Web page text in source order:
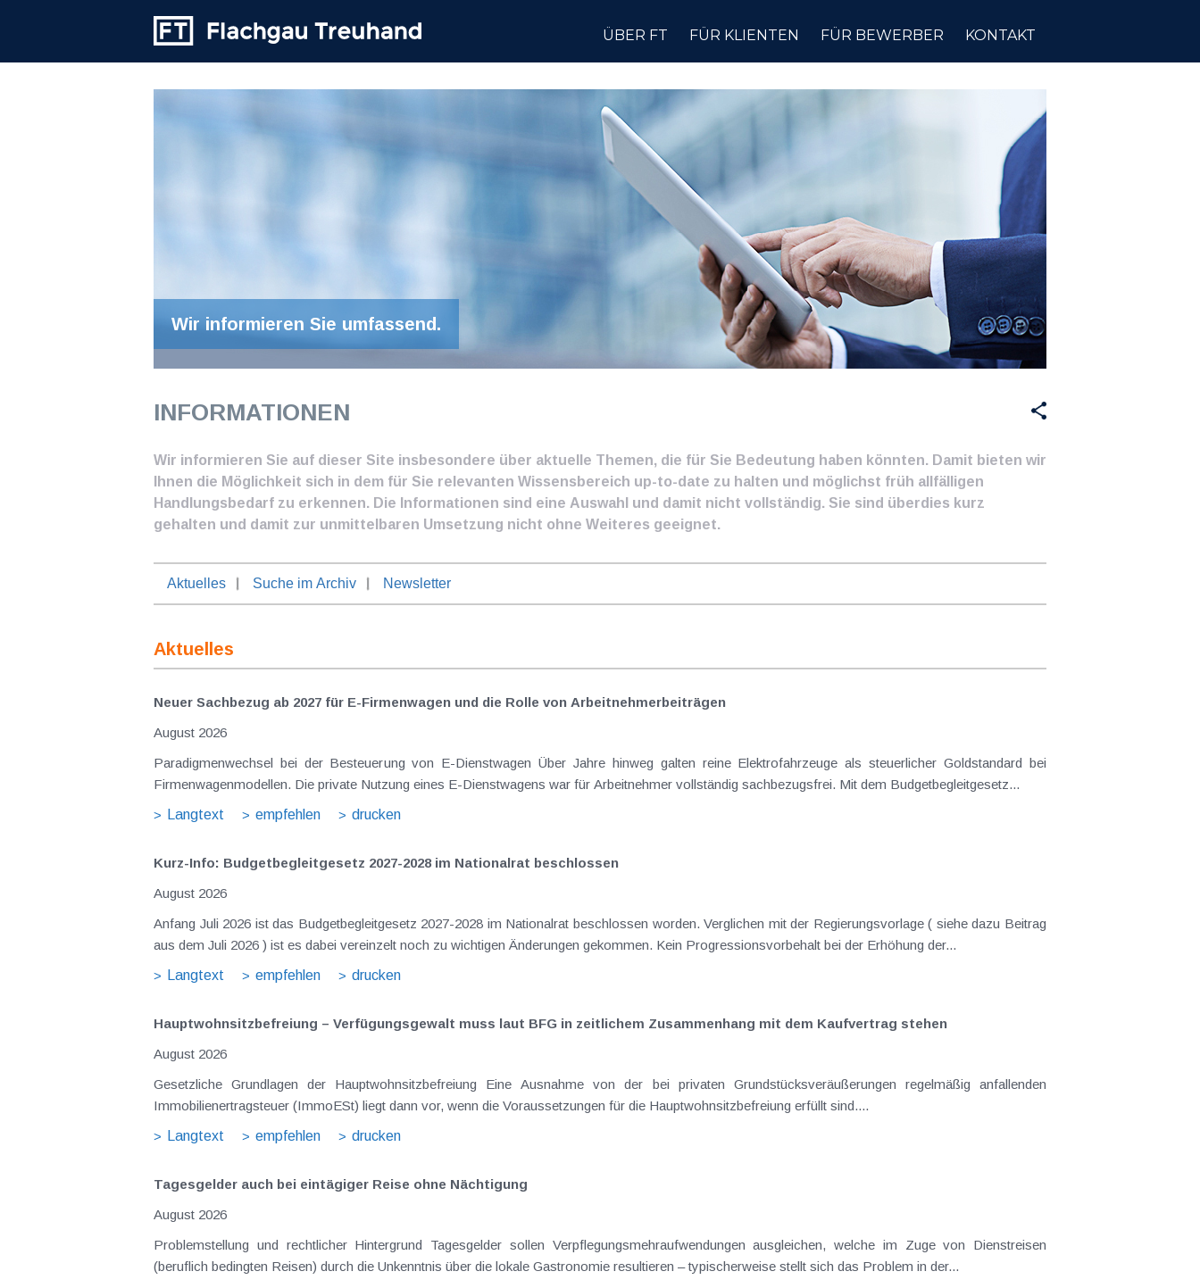
ÜBER FT FÜR KLIENTEN FÜR BEWERBER KONTAKT
Wir informieren Sie umfassend.
INFORMATIONEN
Wir informieren Sie auf dieser Site insbesondere über aktuelle Themen, die für Sie Bedeutung haben könnten. Damit bieten wir
Ihnen die Möglichkeit sich in dem für Sie relevanten Wissensbereich up-to-date zu halten und möglichst früh allfälligen
Handlungsbedarf zu erkennen. Die Informationen sind eine Auswahl und damit nicht vollständig. Sie sind überdies kurz
gehalten und damit zur unmittelbaren Umsetzung nicht ohne Weiteres geeignet.
Aktuelles Suche im Archiv Newsletter
Aktuelles
Neuer Sachbezug ab 2027 für E-Firmenwagen und die Rolle von Arbeitnehmer​­beiträgen
August 2026
Paradigmenwechsel bei der Besteuerung von E-Dienstwagen Über Jahre hinweg galten reine Elektrofahrzeuge als steuerlicher Goldstandard bei
Firmenwagenmodellen. Die private Nutzung eines E-Dienstwagens war für Arbeitnehmer vollständig sachbezugsfrei. Mit dem Budgetbegleitgesetz...
Langtext
empfehlen drucken
Kurz-Info: Budgetbegleitgesetz 2027-2028 im Nationalrat beschlossen
August 2026
Anfang Juli 2026 ist das Budgetbegleitgesetz 2027-2028 im Nationalrat beschlossen worden. Verglichen mit der Regierungsvorlage ( siehe dazu Beitrag
aus dem Juli 2026 ) ist es dabei vereinzelt noch zu wichtigen Änderungen gekommen. Kein Progressionsvorbehalt bei der Erhöhung der...
Langtext
empfehlen drucken
Hauptwohnsitz​­befreiung – Verfügungsgewalt muss laut BFG in zeitlichem Zusammenhang mit dem Kaufvertrag stehen
August 2026
Gesetzliche Grundlagen der Hauptwohnsitzbefreiung Eine Ausnahme von der bei privaten Grundstücksveräußerungen regelmäßig anfallenden
Immobilienertragsteuer (ImmoESt) liegt dann vor, wenn die Voraussetzungen für die Hauptwohnsitzbefreiung erfüllt sind....
Langtext
empfehlen drucken
Tagesgelder auch bei eintägiger Reise ohne Nächtigung
August 2026
Problemstellung und rechtlicher Hintergrund Tagesgelder sollen Verpflegungsmehraufwendungen ausgleichen, welche im Zuge von Dienstreisen
(beruflich bedingten Reisen) durch die Unkenntnis über die lokale Gastronomie resultieren – typischerweise stellt sich das Problem in der...